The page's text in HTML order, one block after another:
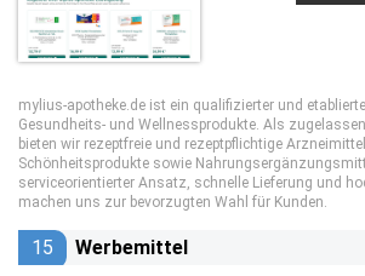
mylius-apotheke.de ist ein qualifizierter und
Gesundheits- und Wellnessprodukte. Als
bieten wir rezeptfreie und rezeptpflichtige
Schönheitsprodukte sowie
serviceorientierter Ansatz, schnelle Lieferung und
machen uns zur bevorzugten Wahl für Kunden.
15 Werbemittel